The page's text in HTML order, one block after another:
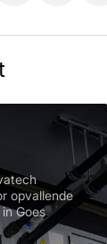
opvallende
Goes